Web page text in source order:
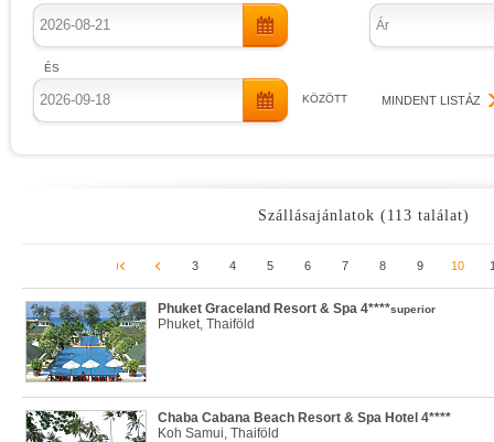
ÉS
KÖZÖTT
Ár
MINDENT LISTÁZ
Szállásajánlatok (113 találat)
3 4 5 6 7 8 9 10
Phuket Graceland Resort & Spa 4****superior
Phuket, Thaiföld
Chaba Cabana Beach Resort & Spa Hotel 4****
Koh Samui, Thaiföld